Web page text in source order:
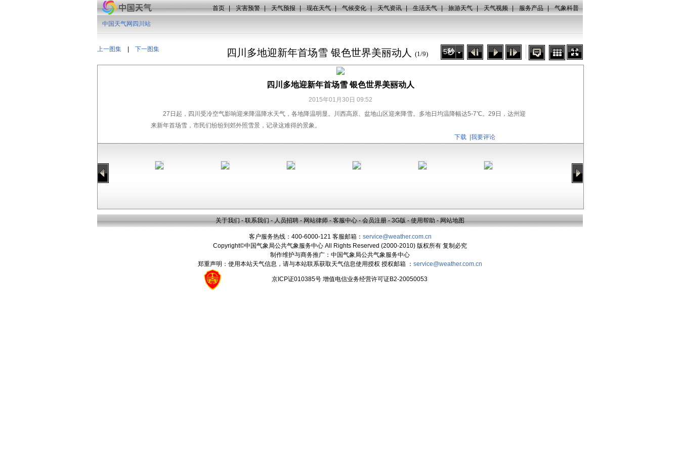
首页 | 灾害预警 | 天气预报 | 现在天气 | 气候变化 | 天气资讯 | 生活天气 | 旅游天气 | 天气视频 | 服务产品 | 气象科普
上一图集 下一图集
中国天气网四川站
四川多地迎新年首场雪 银色世界美丽动人 (1/9) 5秒
四川多地迎新年首场雪 银色世界美丽动人
2015年01月30日 09:52
27日起，四川受冷空气影响迎来降温降水天气，各地降温明显。川西高原、盆地山区迎来降雪。多地日均温降幅达5-7℃。29日，达州迎
来新年首场雪，市民们纷纷到郊外照雪景，记录这难得的景象。
下载
我要评论
关于我们 - 联系我们 - 人员招聘 - 网站律师 - 客服中心 - 会员注册 - 3G版 - 使用帮助 - 网站地图
客户服务热线：400-6000-121 客服邮箱： service@weather.com.cn
Copyright©中国气象局公共气象服务中心 All Rights Reserved (2000-2010) 版权所有 复制必究
制作维护与商务推广：中国气象局公共气象服务中心
郑重声明：使用本站天气信息，请与本站联系获取天气信息使用授权 授权邮箱 ： service@weather.com.cn
京ICP证010385号 增值电信业务经营许可证B2-20050053